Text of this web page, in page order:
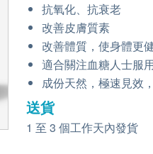
抗氧化、抗衰老
改善皮膚質素
改善體質，使身體更
適合關注血糖人士服
成份天然，極速見效
送貨
1 至 3 個工作天內發貨